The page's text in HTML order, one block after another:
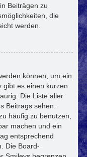
Beiträgen zu
die
werden.
können, um ein
gibt es einen kurzen
Die Liste aller
Beitrags sehen.
häufig zu benutzen,
machen und ein
entsprechend
Die Board-